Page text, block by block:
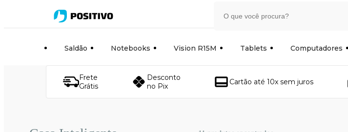
Saldão Notebooks Vision R15M Tablets Computadores
Frete
Grátis
Desconto
no Pix
Cartão até 10x sem juros